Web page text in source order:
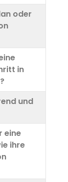
oder
in
und
eine
ihre